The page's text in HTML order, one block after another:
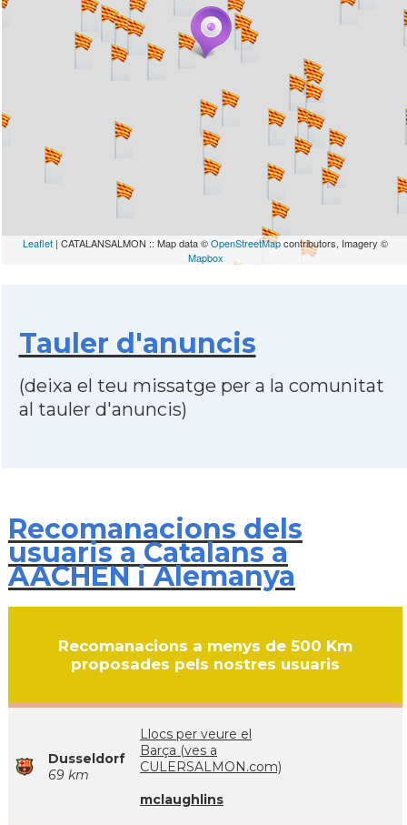
Leaflet | CATALANSALMON :: Map data ©OpenStreetMapcontributors, Imagery ©
Mapbox
Tauler d'anuncis
(deixa el teu missatge per a la comunitat
al tauler d'anuncis)
Recomanacions dels
usuaris a Catalans a
AACHEN i Alemanya
Recomanacions a menys de 500 Km
proposades pels nostres usuaris
Dusseldorf
69 km
Llocs per veure el
Barça (ves a
CULERSALMON.com)
mclaughlins